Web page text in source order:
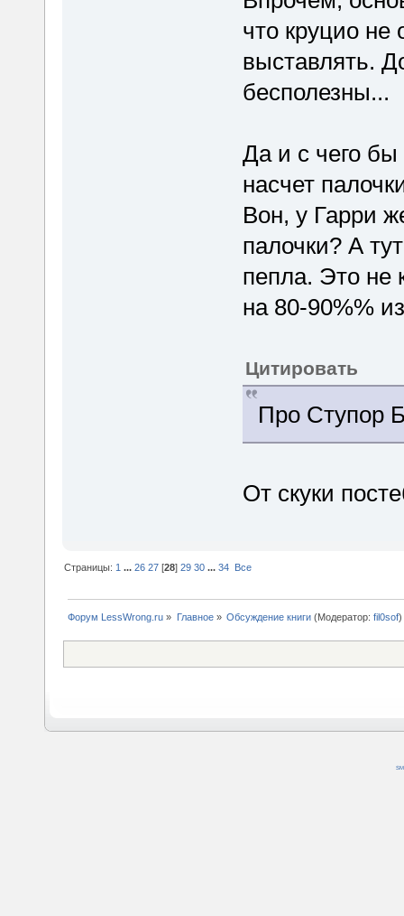
что круцио не
выставлять.
бесполезны...
Да и с чего
насчет
Вон, у Гарри
палочки? А
пепла. Это не
на 80-90%%
Цитировать
Про Ступор
От скуки
Страницы: 1 ...26 27 [28]29 30 ...34 Все
Форум LessWrong.ru » Главное» Обсуждение книги(Модератор: fil0sof)